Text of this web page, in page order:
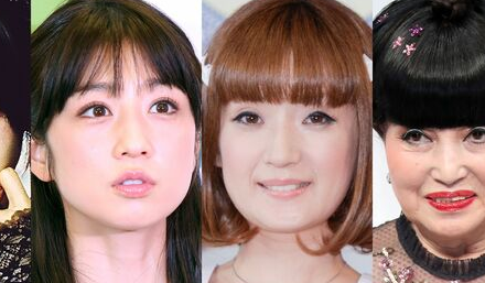
e
ー “いじられ役”の成功者が続出
ー 不思議ちゃんには意外な“強み”も